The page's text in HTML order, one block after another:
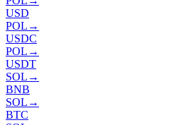
USD
POL →
USDC
POL →
USDT
SOL →
BNB
SOL →
BTC